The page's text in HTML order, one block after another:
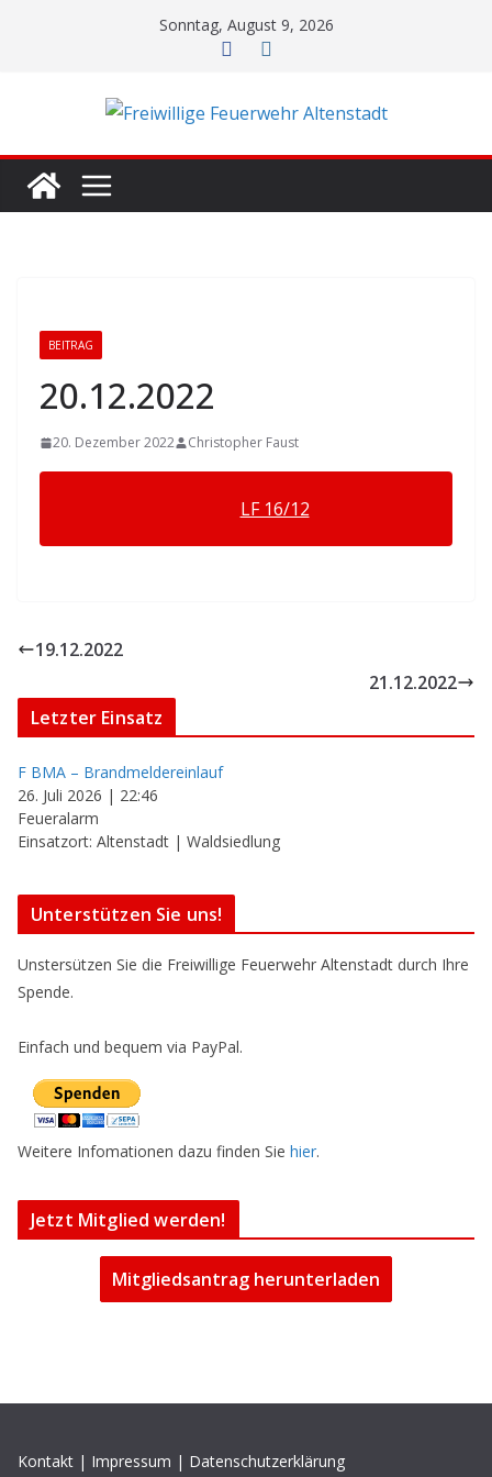
Sonntag, August 9, 2026
BEITRAG
20.12.2022
20. Dezember 2022 Christopher Faust
LF 16/12
19.12.2022
21.12.2022
Letzter Einsatz
F BMA – Brandmeldereinlauf
26. Juli 2026 | 22:46
Feueralarm
Einsatzort: Altenstadt | Waldsiedlung
Unterstützen Sie uns!
Unstersützen Sie die Freiwillige Feuerwehr Altenstadt durch Ihre
Spende.
Einfach und bequem via PayPal.
Weitere Infomationen dazu finden Sie hier.
Jetzt Mitglied werden!
Mitgliedsantrag herunterladen
Kontakt | Impressum | Datenschutzerklärung